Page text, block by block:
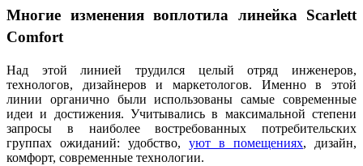
Многие изменения воплотила линейка Scarlett
Comfort
Над этой линией трудился целый отряд инженеров,
технологов, дизайнеров и маркетологов. Именно в этой
линии органично были использованы самые современные
идеи и достижения. Учитывались в максимальной степени
запросы в наиболее востребованных потребительских
группах ожиданий: удобство, уют в помещениях, дизайн,
комфорт, современные технологии.